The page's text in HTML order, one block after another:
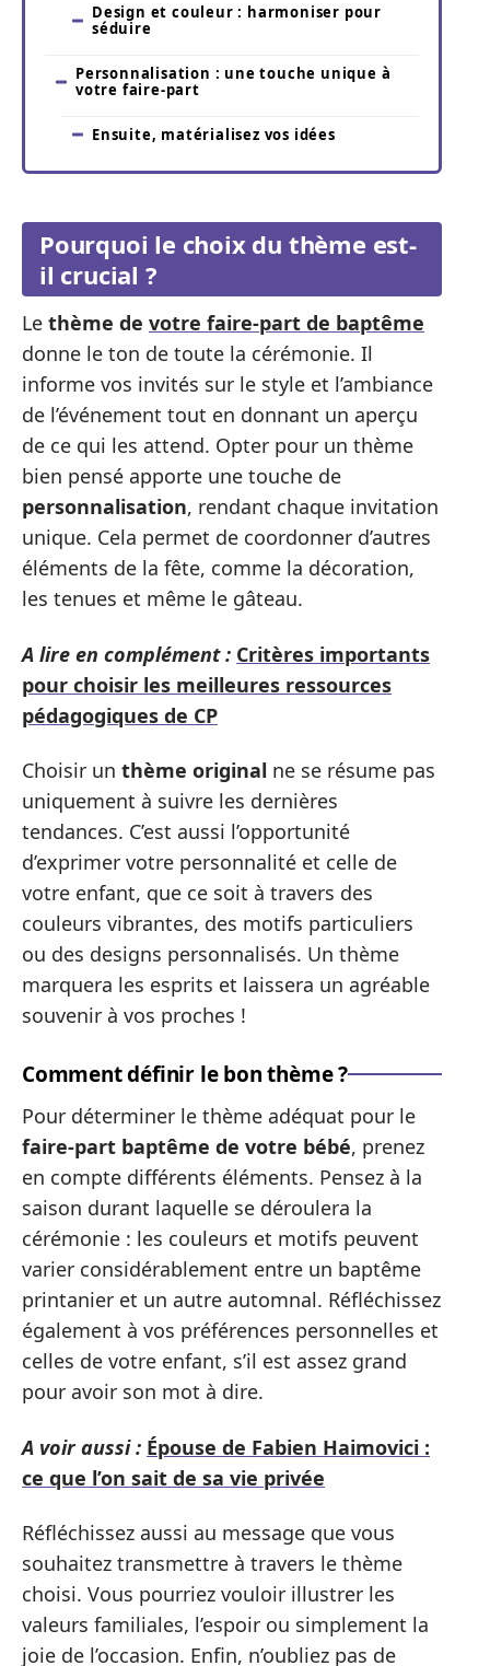
Design et couleur : harmoniser pour
séduire
Personnalisation : une touche unique à
votre faire-part
Ensuite, matérialisez vos idées
Pourquoi le choix du thème est-
il crucial ?
Le thème de votre faire-part de baptême
donne le ton de toute la cérémonie. Il
informe vos invités sur le style et l’ambiance
de l’événement tout en donnant un aperçu
de ce qui les attend. Opter pour un thème
bien pensé apporte une touche de
personnalisation, rendant chaque invitation
unique. Cela permet de coordonner d’autres
éléments de la fête, comme la décoration,
les tenues et même le gâteau.
A lire en complément : Critères importants
pour choisir les meilleures ressources
pédagogiques de CP
Choisir un thème original ne se résume pas
uniquement à suivre les dernières
tendances. C’est aussi l’opportunité
d’exprimer votre personnalité et celle de
votre enfant, que ce soit à travers des
couleurs vibrantes, des motifs particuliers
ou des designs personnalisés. Un thème
marquera les esprits et laissera un agréable
souvenir à vos proches !
Comment définir le bon thème ?
Pour déterminer le thème adéquat pour le
faire-part baptême de votre bébé, prenez
en compte différents éléments. Pensez à la
saison durant laquelle se déroulera la
cérémonie : les couleurs et motifs peuvent
varier considérablement entre un baptême
printanier et un autre automnal. Réfléchissez
également à vos préférences personnelles et
celles de votre enfant, s’il est assez grand
pour avoir son mot à dire.
A voir aussi : Épouse de Fabien Haimovici :
ce que l’on sait de sa vie privée
Réfléchissez aussi au message que vous
souhaitez transmettre à travers le thème
choisi. Vous pourriez vouloir illustrer les
valeurs familiales, l’espoir ou simplement la
joie de l’occasion. Enfin, n’oubliez pas de